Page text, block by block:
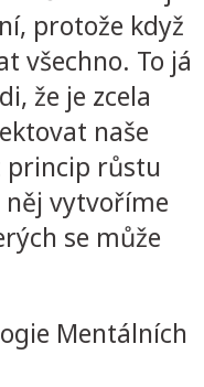
protože když
všechno. To já
že je zcela
naše
princip růstu
vytvoříme
se může
Mentálních